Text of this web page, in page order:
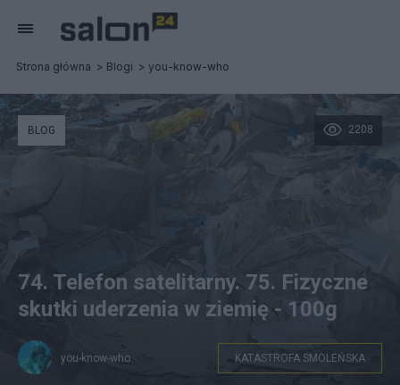
Strona główna Blogi you-know-who
2208
BLOG
74. Telefon satelitarny. 75. Fizyczne
skutki uderzenia w ziemię - 100g
you-know-who KATASTROFA SMOLEŃSKA